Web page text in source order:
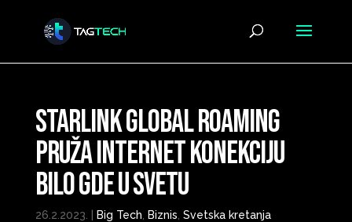
Starlink Global Roaming
pruža internet konekciju
bilo gde u svetu
26.2.2023. Big Tech Biznis Svetska kretanja